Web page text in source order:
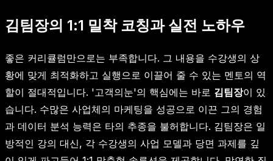
김팀장의 1:1 밀착 코칭과 실전 노하우
좋은 커리큘럼만으로는 부족합니다. 그 내용을 수강생의 상
황에 맞게 최적화하고 실행으로 이끌어 줄 수 있는 멘토의 역
할이 절대적입니다. '고객의눈'의 핵심에는 바로 김팀장이 있
습니다. 수많은 사업체의 마케팅을 성공으로 이끈 그의 경험
과 데이터 분석 능력은 타의 추종을 불허합니다. 김팀장은 일
방적인 강의 대신, 각 수강생의 사업 모델과 당면 과제를 깊